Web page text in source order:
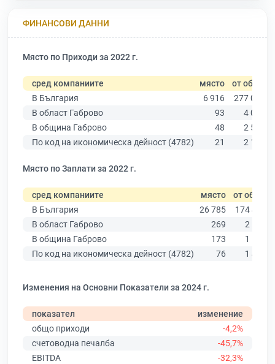
ФИНАНСОВИ ДАННИ
Място по Приходи за 2022 г.
сред компаниите място от общо
В България
6 916
277 019
В област Габрово
93
4 019
В община Габрово
48
2 540
По код на икономическа дейност (4782)
21 2 142
Място по Заплати за 2022 г.
сред компаниите място от общо
В България
26 785
174 403
В област Габрово
269
2 514
В община Габрово
173
1 572
По код на икономическа дейност (4782)
76 1 430
Изменения на Основни Показатели за 2024 г.
показател
изменение
общо приходи
-4,2%
счетоводна печалба
-45,7%
EBITDA
-32,3%